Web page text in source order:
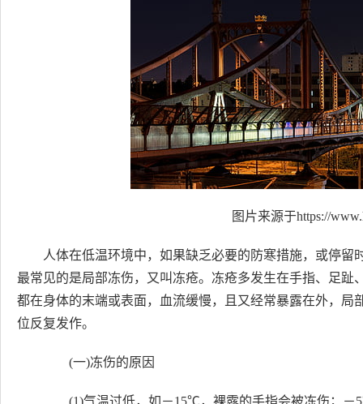
图片来源于https://
人体在低温环境中，如果缺乏必要的防寒措施，或停
最常见的是局部冻伤，又叫冻疮。冻疮多发生在手指、足
都在身体的末端或表面，血流缓慢，且又经常暴露在外，
位反复发作。
(一)冻伤的原因
(1)气温过低，如－15℃，裸露的手指会被冻伤；－